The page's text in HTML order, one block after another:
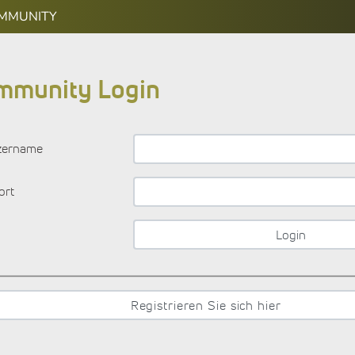
Login
Registrieren Sie sich hier